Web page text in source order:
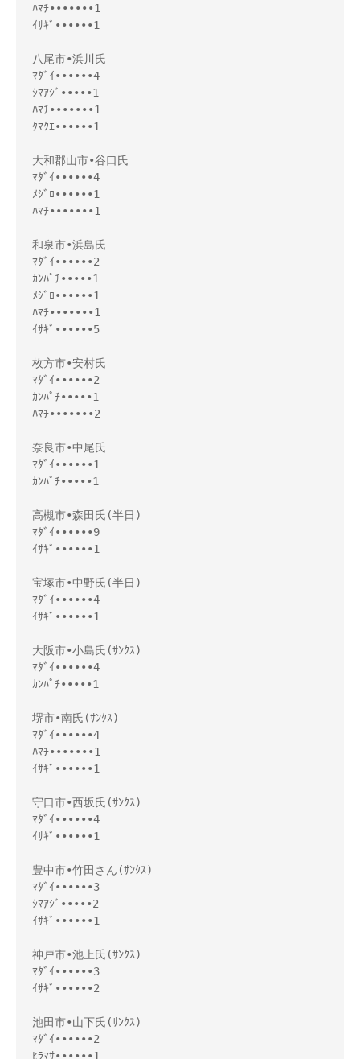
ﾊﾏﾁ•••••••1
ｲｻｷﾞ••••••1
八尾市•浜川氏
ﾏﾀﾞｲ••••••4
ｼﾏｱｼﾞ•••••1
ﾊﾏﾁ•••••••1
ﾀﾏｸｴ••••••1
大和郡山市•谷口氏
ﾏﾀﾞｲ••••••4
ﾒｼﾞﾛ••••••1
ﾊﾏﾁ•••••••1
和泉市•浜島氏
ﾏﾀﾞｲ••••••2
ｶﾝﾊﾟﾁ•••••1
ﾒｼﾞﾛ••••••1
ﾊﾏﾁ•••••••1
ｲｻｷﾞ••••••5
枚方市•安村氏
ﾏﾀﾞｲ••••••2
ｶﾝﾊﾟﾁ•••••1
ﾊﾏﾁ•••••••2
奈良市•中尾氏
ﾏﾀﾞｲ••••••1
ｶﾝﾊﾟﾁ•••••1
高槻市•森田氏(半日)
ﾏﾀﾞｲ••••••9
ｲｻｷﾞ••••••1
宝塚市•中野氏(半日)
ﾏﾀﾞｲ••••••4
ｲｻｷﾞ••••••1
大阪市•小島氏(ｻﾝｸｽ)
ﾏﾀﾞｲ••••••4
ｶﾝﾊﾟﾁ•••••1
堺市•南氏(ｻﾝｸｽ)
ﾏﾀﾞｲ••••••4
ﾊﾏﾁ•••••••1
ｲｻｷﾞ••••••1
守口市•西坂氏(ｻﾝｸｽ)
ﾏﾀﾞｲ••••••4
ｲｻｷﾞ••••••1
豊中市•竹田さん(ｻﾝｸｽ)
ﾏﾀﾞｲ••••••3
ｼﾏｱｼﾞ•••••2
ｲｻｷﾞ••••••1
神戸市•池上氏(ｻﾝｸｽ)
ﾏﾀﾞｲ••••••3
ｲｻｷﾞ••••••2
池田市•山下氏(ｻﾝｸｽ)
ﾏﾀﾞｲ••••••2
ﾋﾗﾏｻ••••••1